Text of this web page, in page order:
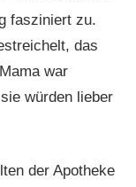
fasziniert zu.
das
war
würden lieber
der Apotheke